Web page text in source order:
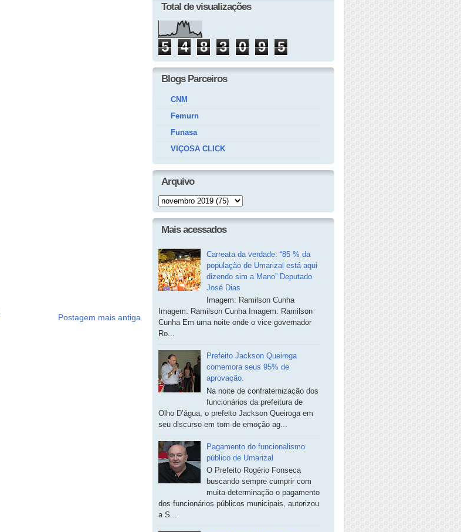
Postagem mais antiga
Total de visualizações
5 4 8 3 0 9 5
Blogs Parceiros
CNM
Femurn
Funasa
VIÇOSA CLICK
Arquivo
Mais acessados
Carreata da verdade: “85 % da
população de Umarizal está aqui
dizendo sim a Mano” Deputado
José Dias
Imagem: Ramilson Cunha
Imagem: Ramilson Cunha Imagem: Ramilson
Cunha Em uma noite onde o vice governador
Ro...
Prefeito Jackson Queiroga
comemora seus 95% de
aprovação.
Na noite de confraternização dos
funcionários da prefeitura de
Olho D’água, o prefeito Jackson Queiroga em
seu discurso em tom de emoção ag...
Pagamento do funcionalismo
público de Umarizal
O Prefeito Rogério Fonseca
buscando sempre cumprir com
muita determinação o pagamento
dos funcionários públicos municipais, autorizou
a S...